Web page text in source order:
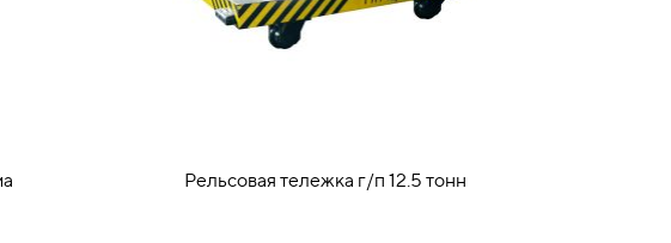
Рельсовая тележка г/п 12.5 тонн